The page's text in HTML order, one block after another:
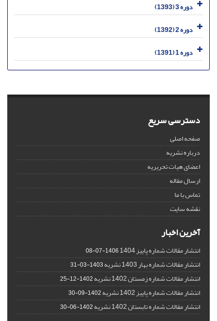
دوره 3 (1393)
دوره 2 (1392)
دوره 1 (1391)
دسترسی سریع
صفحه اصلی
درباره نشریه
اعضای هیات تحریریه
ارسال مقاله
تماس با ما
نقشه سایت
آخرین اخبار
انتشار مقالات شماره پاییز 1404 1406-07-08
انتشار مقالات شماره بهار 1403 نشریه 1403-03-31
انتشار مقالات شماره زمستان 1402 نشریه 1402-12-25
انتشار مقالات شماره پاییز 1402 نشریه 1402-09-30
انتشار مقالات شماره تابستان 1402 نشریه 1402-06-30